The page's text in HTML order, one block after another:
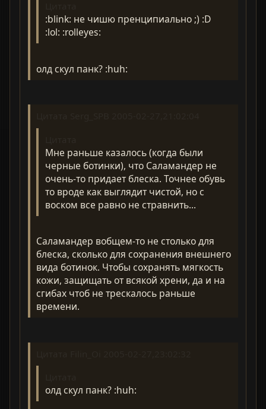
:blink: не чишю пренципиально ;) :D
:lol: :rolleyes:
олд скул панк? :huh:
Мне раньше казалось (когда были
черные ботинки), что Саламандер не
очень-то придает блеска. Точнее обувь
то вроде как выглядит чистой, но с
воском все равно не стравнить...
Саламандер вобщем-то не столько для
блеска, сколько для сохранения внешнего
вида ботинок. Чтобы сохранять мягкость
кожи, защищать от всякой хрени, да и на
сгибах чтоб не трескалось раньше
времени.
олд скул панк? :huh: